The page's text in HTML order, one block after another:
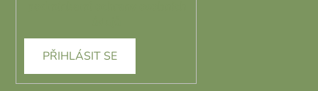
PŘIHLÁSIT SE